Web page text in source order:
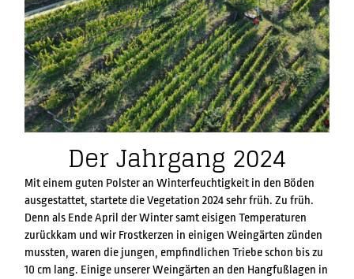
Der Jahrgang 2024
Mit einem guten Polster an Winterfeuchtigkeit in den Böden
ausgestattet, startete die Vegetation 2024 sehr früh. Zu früh.
Denn als Ende April der Winter samt eisigen Temperaturen
zurückkam und wir Frostkerzen in einigen Weingärten zünden
mussten, waren die jungen, empfindlichen Triebe schon bis zu
10 cm lang. Einige unserer Weingärten an den Hangfußlagen in